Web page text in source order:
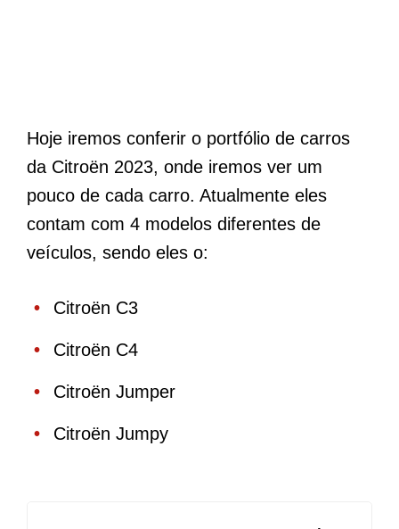
Hoje iremos conferir o portfólio de carros
da Citroën 2023, onde iremos ver um
pouco de cada carro. Atualmente eles
contam com 4 modelos diferentes de
veículos, sendo eles o:
Citroën C3
Citroën C4
Citroën Jumper
Citroën Jumpy